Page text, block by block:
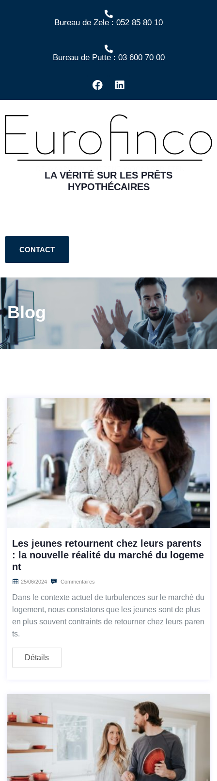
Bureau de Zele : 052 85 80 10
Bureau de Putte : 03 600 70 00
LA VÉRITÉ SUR LES PRÊTS
HYPOTHÉCAIRES
CONTACT
Blog
Les jeunes retournent chez leurs parents
: la nouvelle réalité du marché du logeme
nt
25/06/2024 Commentaires
Dans le contexte actuel de turbulences sur le marché du
logement, nous constatons que les jeunes sont de plus
en plus souvent contraints de retourner chez leurs paren
ts.
Détails